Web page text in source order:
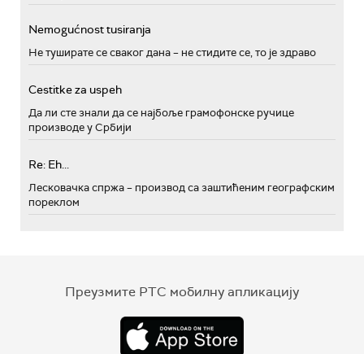
Nemogućnost tusiranja
Не туширате се сваког дана – не стидите се, то је здраво
Cestitke za uspeh
Да ли сте знали да се најбоље грамофонске ручице
производе у Србији
Re: Eh...
Лесковачка спржа – производ са заштићеним географским
пореклом
Преузмите РТС мобилну апликацију